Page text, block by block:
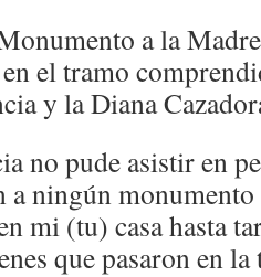
a la
el tramo
y la Diana
no pude asistir en
ningún monumento
mi (tu) casa hasta
que pasaron en